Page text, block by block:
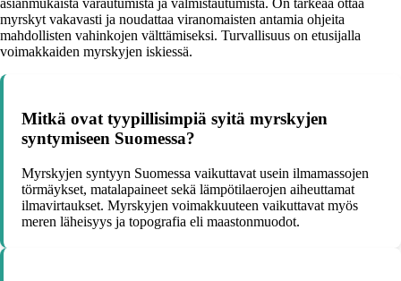
asianmukaista varautumista ja valmistautumista. On tärkeää ottaa
myrskyt vakavasti ja noudattaa viranomaisten antamia ohjeita
mahdollisten vahinkojen välttämiseksi. Turvallisuus on etusijalla
voimakkaiden myrskyjen iskiessä.
Mitkä ovat tyypillisimpiä syitä myrskyjen
syntymiseen Suomessa?
Myrskyjen syntyyn Suomessa vaikuttavat usein ilmamassojen
törmäykset, matalapaineet sekä lämpötilaerojen aiheuttamat
ilmavirtaukset. Myrskyjen voimakkuuteen vaikuttavat myös
meren läheisyys ja topografia eli maastonmuodot.